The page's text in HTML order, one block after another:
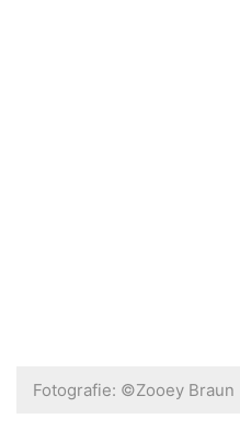
Fotografie: ©Zooey Braun